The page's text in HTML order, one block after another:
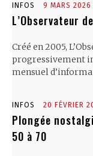
INFOS 9 MARS 2026
L’Observateur
Créé en 2005,
progressivement
mensuel
INFOS 20 FÉVRIER
Plongée
50 à 70